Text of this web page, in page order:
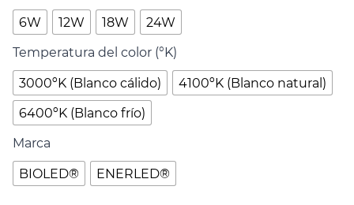
6W 12W 18W 24W
Temperatura del color (°K)
3000ºK (Blanco cálido)
4100ºK (Blanco natural)
6400ºK (Blanco frío)
Marca
BIOLED® ENERLED®